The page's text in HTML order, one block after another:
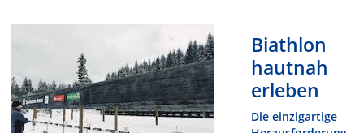
Biathlon
hautnah
erleben
Die einzigartige